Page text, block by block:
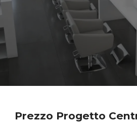
Prezzo Progetto